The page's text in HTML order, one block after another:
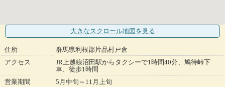
大きなスクロール地図 を見る
住所
群馬県利根郡片品村戸倉
アクセス
JR上越線沼田駅からタクシーで1時間40分、鳩待峠下
車、徒歩1時間
営業期間
5月中旬～11月上旬